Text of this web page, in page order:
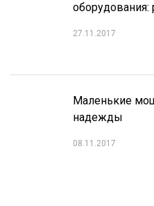
оборудования:
27.11.2017
Маленькие
надежды
08.11.2017